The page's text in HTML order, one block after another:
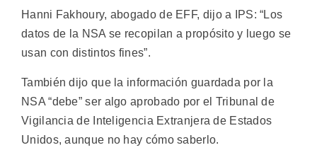
Hanni Fakhoury, abogado de EFF, dijo a IPS: “Los
datos de la NSA se recopilan a propósito y luego se
usan con distintos fines”.
También dijo que la información guardada por la
NSA “debe” ser algo aprobado por el Tribunal de
Vigilancia de Inteligencia Extranjera de Estados
Unidos, aunque no hay cómo saberlo.